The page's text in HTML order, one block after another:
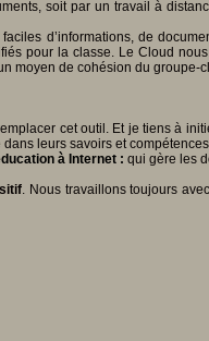
soit par un travail à
d’informations, de
pour la classe. Le Cloud
moyen de cohésion du groupe-
cet outil. Et je tiens à
leurs savoirs et
à Internet : qui gère les
. Nous travaillons toujours